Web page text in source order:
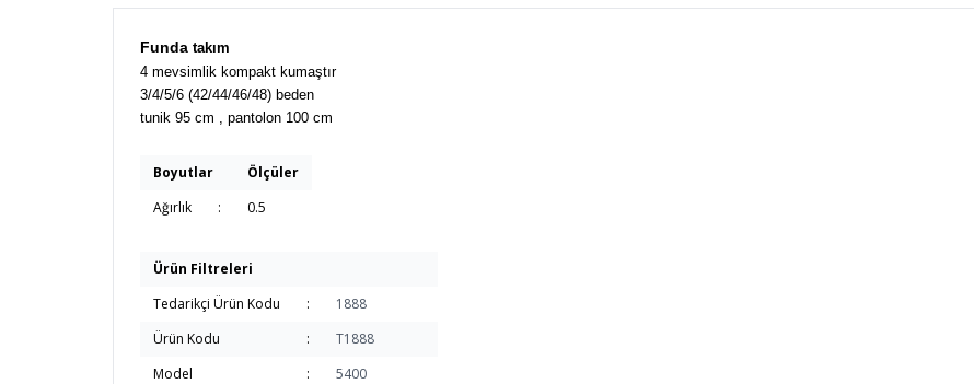
Funda takım
4 mevsimlik kompakt kumaştır
3/4/5/6 (42/44/46/48) beden
tunik 95 cm , pantolon 100 cm
Boyutlar
Ölçüler
Ağırlık
: 0.5
Ürün Filtreleri
Tedarikçi Ürün Kodu
:
1888
Ürün Kodu
:
T1888
Model
:
5400